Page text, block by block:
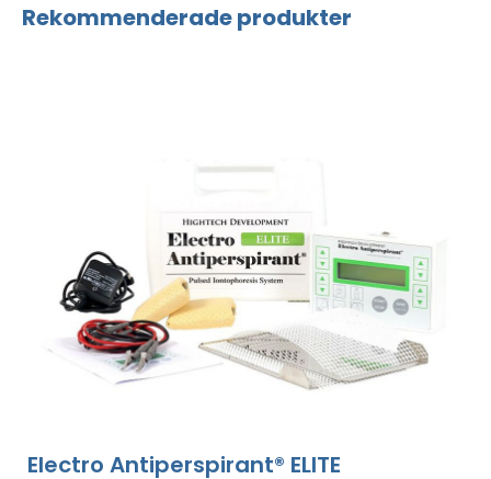
Rekommenderade produkter
Electro Antiperspirant® ELITE